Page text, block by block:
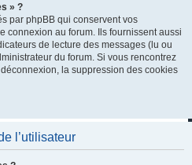
» ?
par phpBB qui conservent vos
connexion au forum. Ils fournissent aussi
de lecture des messages (lu ou
du forum. Si vous rencontrez
la suppression des cookies
l’utilisateur